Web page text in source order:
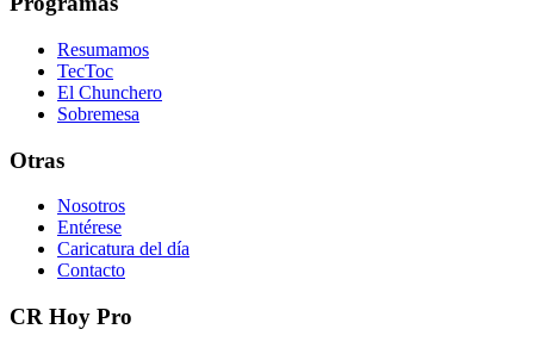
Resumamos
TecToc
El Chunchero
Sobremesa
Otras
Nosotros
Entérese
Caricatura del día
Contacto
CR Hoy Pro